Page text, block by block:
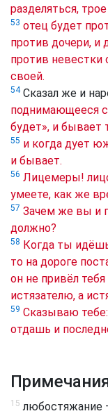
разделяться,
53 отец будет
против дочери, и
против невестки
своей.
54Сказал же и
поднимающееся с
будет», и бывает
55 и когда дует
и бывает.
56 Лицемеры!
умеете, как же
57 Зачем же вы и
должно?
58 Когда ты
то на дороге
он не привёл
истязателю, а
59 Сказываю
отдашь и
15 любостяжание